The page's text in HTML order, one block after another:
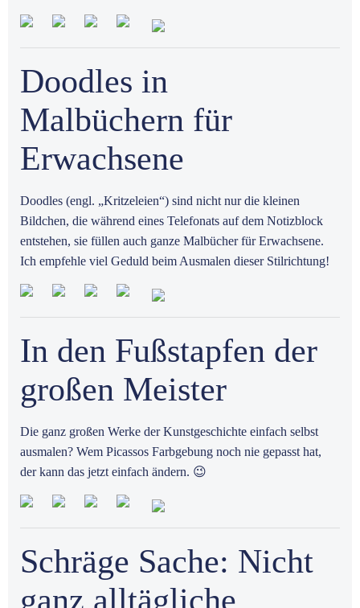
Doodles in
Malbüchern für
Erwachsene
Doodles (engl. „Kritzeleien“) sind nicht nur die kleinen
Bildchen, die während eines Telefonats auf dem Notizblock
entstehen, sie füllen auch ganze Malbücher für Erwachsene.
Ich empfehle viel Geduld beim Ausmalen dieser Stilrichtung!
In den Fußstapfen der
großen Meister
Die ganz großen Werke der Kunstgeschichte einfach selbst
ausmalen? Wem Picassos Farbgebung noch nie gepasst hat,
der kann das jetzt einfach ändern. 😉
Schräge Sache: Nicht
ganz alltägliche